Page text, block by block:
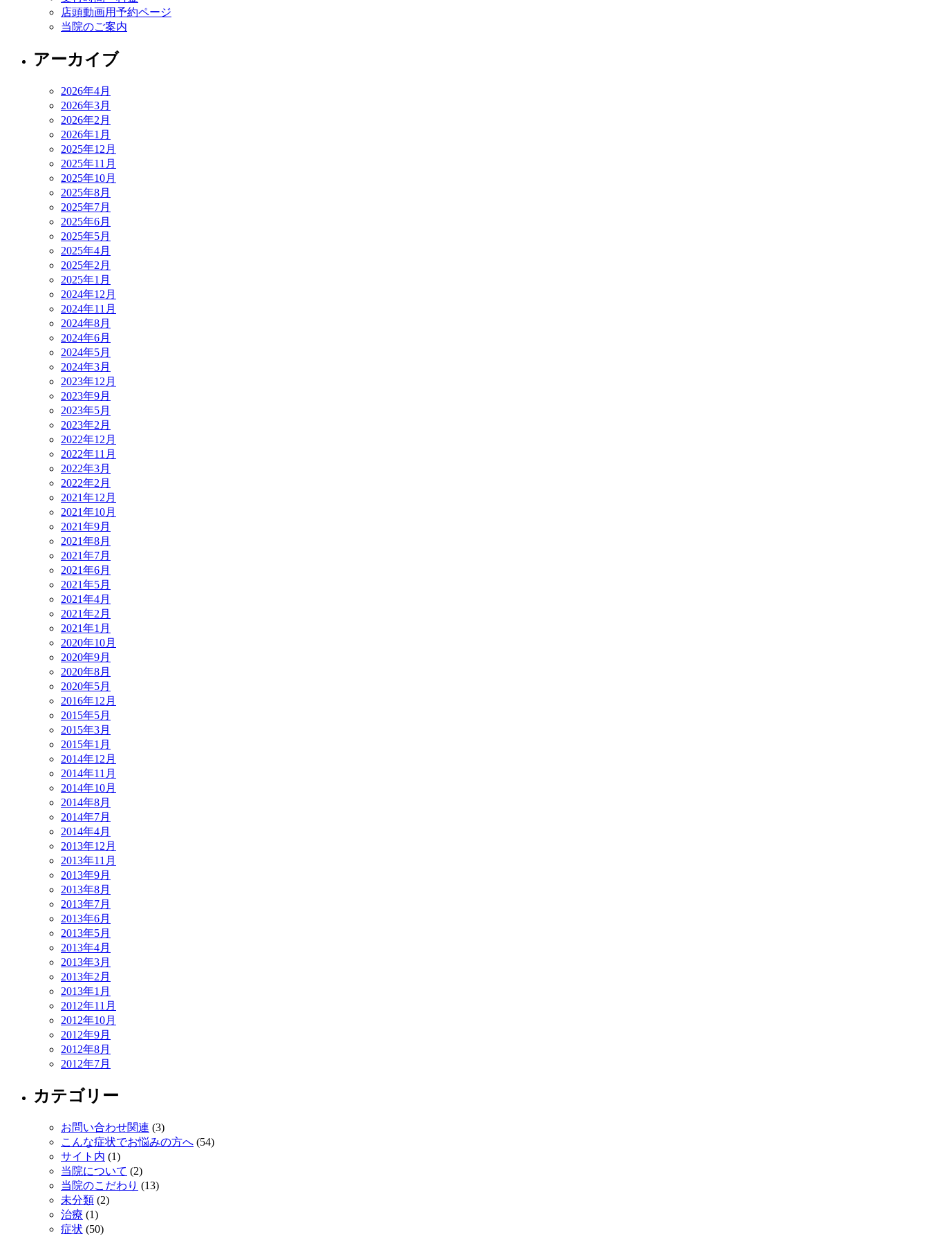
店頭動画用予約ページ
当院のご案内
アーカイブ
2026年4月
2026年3月
2026年2月
2026年1月
2025年12月
2025年11月
2025年10月
2025年8月
2025年7月
2025年6月
2025年5月
2025年4月
2025年2月
2025年1月
2024年12月
2024年11月
2024年8月
2024年6月
2024年5月
2024年3月
2023年12月
2023年9月
2023年5月
2023年2月
2022年12月
2022年11月
2022年3月
2022年2月
2021年12月
2021年10月
2021年9月
2021年8月
2021年7月
2021年6月
2021年5月
2021年4月
2021年2月
2021年1月
2020年10月
2020年9月
2020年8月
2020年5月
2016年12月
2015年5月
2015年3月
2015年1月
2014年12月
2014年11月
2014年10月
2014年8月
2014年7月
2014年4月
2013年12月
2013年11月
2013年9月
2013年8月
2013年7月
2013年6月
2013年5月
2013年4月
2013年3月
2013年2月
2013年1月
2012年11月
2012年10月
2012年9月
2012年8月
2012年7月
カテゴリー
お問い合わせ関連 (3)
こんな症状でお悩みの方へ (54)
サイト内 (1)
当院について (2)
当院のこだわり (13)
未分類 (2)
治療 (1)
症状 (50)